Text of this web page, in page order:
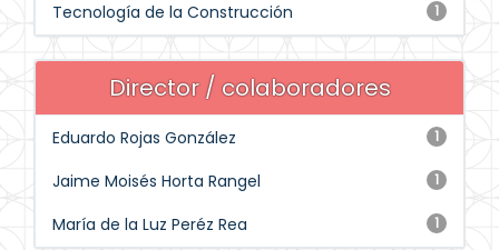
1
Tecnología de la Construcción
Director / colaboradores
1
Eduardo Rojas González
1
Jaime Moisés Horta Rangel
1
María de la Luz Peréz Rea